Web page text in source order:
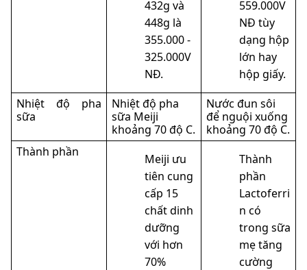
432g và
448g là
355.000 -
325.000V
NĐ.
559.000V
NĐ tùy
dạng hộp
lớn hay
hộp giấy.
Nhiệt độ pha
sữa
Nhiệt độ pha
sữa Meiji
khoảng 70 độ C.
Nước đun sôi
để nguội xuống
khoảng 70 độ C.
Thành phần
Meiji ưu
tiên cung
cấp 15
chất dinh
dưỡng
với hơn
70%
Thành
phần
Lactoferri
n có
trong sữa
mẹ tăng
cường